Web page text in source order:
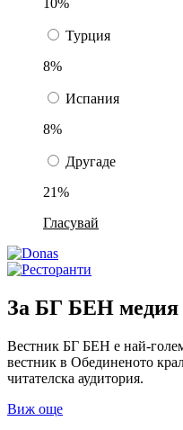
10%
Турция
8%
Испания
8%
Другаде
21%
Гласувай
За БГ БЕН медия
Вестник БГ БЕН е най-
вестник в Обединеното
читателска аудитория.
Виж още